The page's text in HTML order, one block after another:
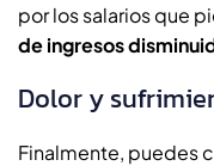
por los salarios que
de ingresos
Dolor y
Finalmente, puedes